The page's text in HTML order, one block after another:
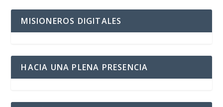
MISIONEROS DIGITALES
HACIA UNA PLENA PRESENCIA